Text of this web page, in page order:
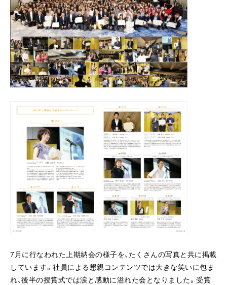
7月に行なわれた上期納会の様子を、たくさんの写真と共に掲載
しています。社員による懇親コンテンツでは大きな笑いに包ま
れ、後半の授賞式では涙と感動に溢れた会となりました。受賞